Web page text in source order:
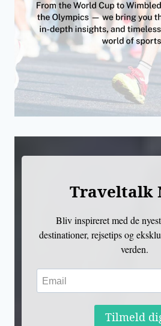
Traveltalk
Bliv inspireret med de
destinationer, rejsetips og
verden.
Tilmeld